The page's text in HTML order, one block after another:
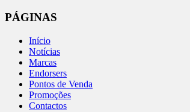
PÁGINAS
Início
Notícias
Marcas
Endorsers
Pontos de Venda
Promoções
Contactos